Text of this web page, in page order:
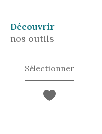
découvrir
nos outils
Sélectionner